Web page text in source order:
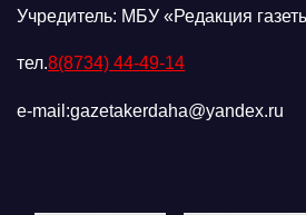
Учредитель: МБУ «Редакция
тел.8(8734) 44-49-14
e-mail:gazetakerdaha@yandex.ru